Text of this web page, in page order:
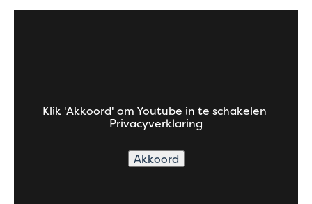
Klik 'Akkoord' om Youtube in te schakelen
Privacyverklaring
Akkoord